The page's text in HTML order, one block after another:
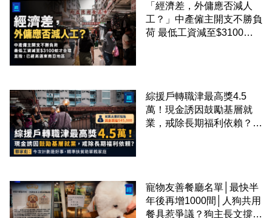
「經濟差，外傭應否減人
工？」中產僱主開支不勝負
荷 最低工資減至$3100蚊
綜援戶轉職津最高獎4.5
萬！現金誘因鼓勵基層就
業，戒除長期福利依賴？鄧
寵物友善餐廳名單│最快半
年後再增1000間│人狗共用
餐具惹爭議？狗主長文撐